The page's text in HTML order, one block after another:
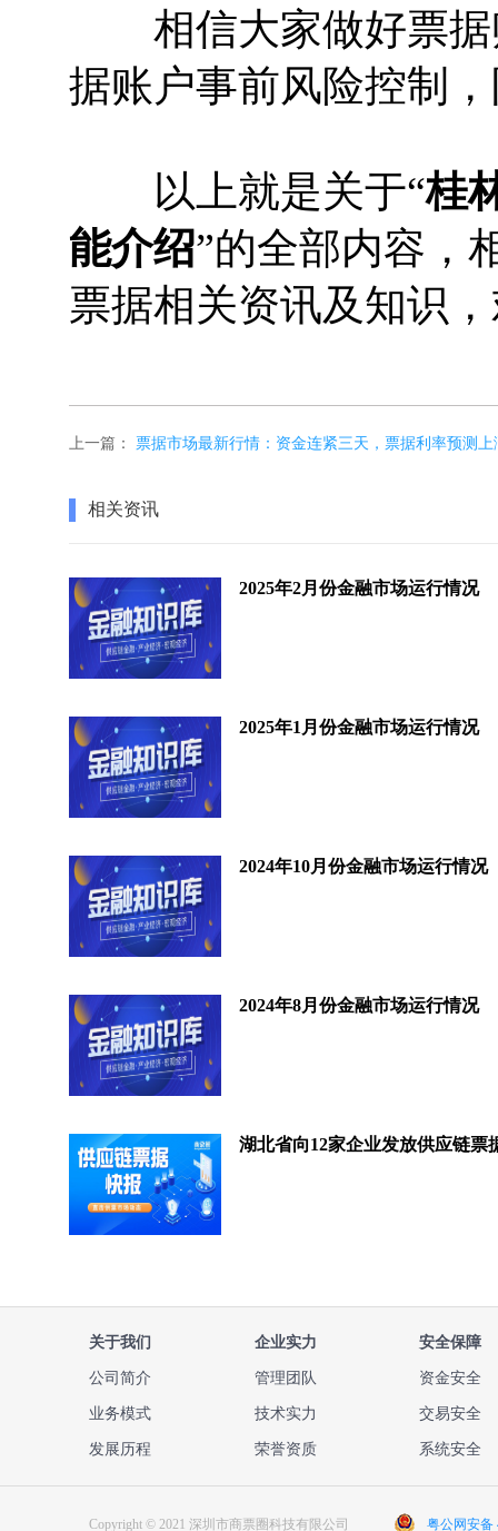
相信大家做好票据
据账户事前风险控制
以上就是关于“桂
能介绍”的全部内容，
票据相关资讯及知识
上一篇： 票据市场最新行情：资金连紧三天，票据利率预测上
相关资讯
2025年2月份金融市场运行情况
2025年1月份金融市场运行情况
2024年10月份金融市场运行情况
2024年8月份金融市场运行情况
关于我们
公司简介
业务模式
发展历程
企业实力
管理团队
技术实力
荣誉资质
安全保障
资金安全
交易安全
系统安全
Copyright © 2021 深圳市商票圈科技有限公司 粤公网安备